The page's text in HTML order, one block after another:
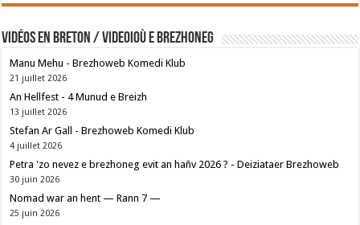
Vidéos en breton / Videoioù e brezhoneg
Manu Mehu - Brezhoweb Komedi Klub
21 juillet 2026
An Hellfest - 4 Munud e Breizh
13 juillet 2026
Stefan Ar Gall - Brezhoweb Komedi Klub
4 juillet 2026
Petra 'zo nevez e brezhoneg evit an hañv 2026 ? - Deiziataer Brezhoweb
30 juin 2026
Nomad war an hent — Rann 7 —
25 juin 2026